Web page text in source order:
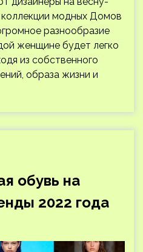
модных Домов
разнообразие
женщине будет легко
из собственного
образа жизни и
обувь на
2022 года